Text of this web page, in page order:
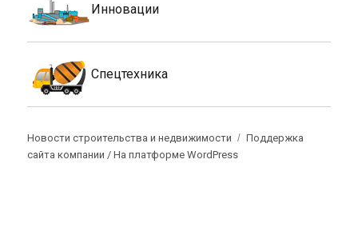
Инновации
Спецтехника
Новости строительства и недвижимости
Поддержка
сайта компании /На платформе WordPress